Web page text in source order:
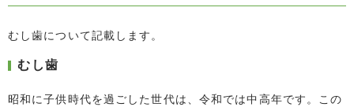
むし歯について記載します。
むし歯
昭和に子供時代を過ごした世代は、令和では中高年です。この